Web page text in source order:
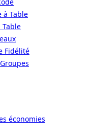
à Table
Table
Fidélité
économies